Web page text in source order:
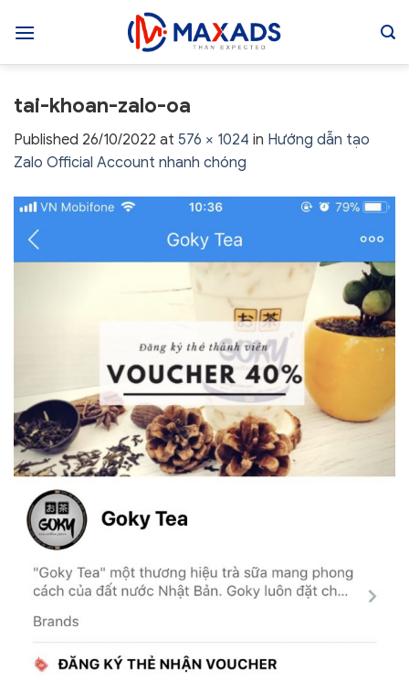
tai-khoan-zalo-oa
Published 26/10/2022 at 576 × 1024 in Hướng dẫn tạo
Zalo Official Account nhanh chóng